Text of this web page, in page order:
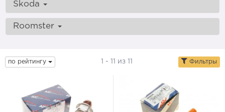
Skoda
Roomster
по рейтингу 1 - 11 из 11 Фильтры